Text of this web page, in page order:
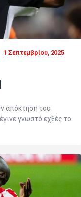
1 Σεπτεμβρίου, 2025
απόκτηση του
γνωστό εχθές το